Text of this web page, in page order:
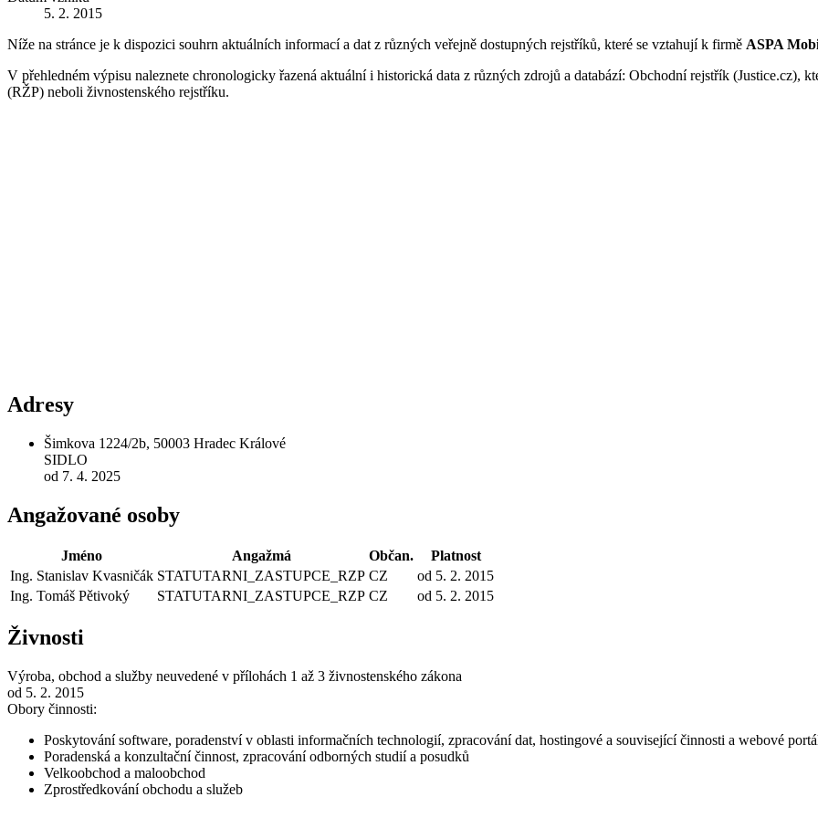
5. 2. 2015
Níže na stránce je k dispozici souhrn aktuálních informací a dat z různých veřejně dostupných rejstříků, které se vztahují k firmě ASPA
V přehledném výpisu naleznete chronologicky řazená aktuální i historická data z různých zdrojů a databází: Obchodní rejstřík (Justice.cz),
(RŽP) neboli živnostenského rejstříku.
Adresy
Šimkova 1224/2b, 50003 Hradec Králové
SIDLO
od 7. 4. 2025
Angažované osoby
Jméno Angažmá Občan.
Platnost
Ing. Stanislav Kvasničák STATUTARNI_ZASTUPCE_RZP CZ
od 5. 2. 2015
Ing. Tomáš Pětivoký
STATUTARNI_ZASTUPCE_RZP CZ od 5. 2. 2015
Živnosti
Výroba, obchod a služby neuvedené v přílohách 1 až 3 živnostenského zákona
od 5. 2. 2015
Obory činnosti:
Poskytování software, poradenství v oblasti informačních technologií, zpracování dat, hostingové a související činnosti a webové
Poradenská a konzultační činnost, zpracování odborných studií a posudků
Velkoobchod a maloobchod
Zprostředkování obchodu a služeb